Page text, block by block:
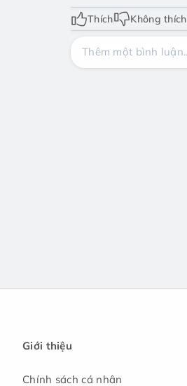
Thích Không thích
Giới thiệu
Chính sách cá nhân